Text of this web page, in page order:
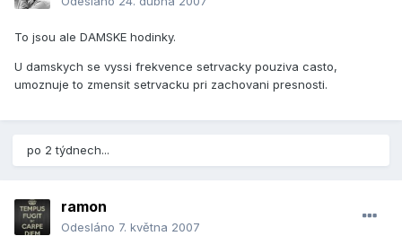
To jsou ale DAMSKE hodinky.
U damskych se vyssi frekvence setrvacky pouziva casto,
umoznuje to zmensit setrvacku pri zachovani presnosti.
po 2 týdnech...
ramon
Odesláno 7. května 2007